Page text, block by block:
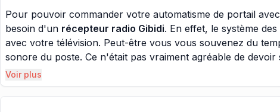
Pour pouvoir commander votre automatisme de portail
besoin d'un récepteur radio Gibidi. En effet, le système
avec votre télévision. Peut-être vous vous souvenez du
sonore du poste. Ce n'était pas vraiment agréable de
notre émission télévisuelle préférée. Mais l'arrive de la
avec les récepteurs radios Gibidi, qui ont bouleversés le
Voir plus